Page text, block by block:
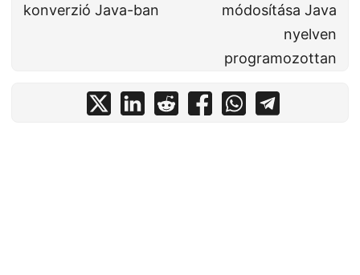
konverzió Java-ban
módosítása Java
nyelven
programozottan